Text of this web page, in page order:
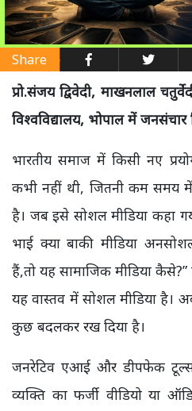
Share
प्रो.संजय द्विवेदी, माखनलाल
विश्वविद्यालय, भोपाल में
भारतीय समाज में किसी नए
कभी नहीं थी, जितनी कम समय
है। जब इसे सोशल मीडिया कहा
भाई क्या बाकी मीडिया
हैं,तो यह सामाजिक मीडिया
यह वास्तव में सोशल मीडिया
कुछ बदलकर रख दिया है।
जनरेटिव एआई और डीपफेक
व्यक्ति का फर्जी वीडियो या